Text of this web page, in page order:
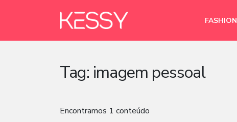
FASHION
Tag: imagem pessoal
Encontramos 1 conteúdo